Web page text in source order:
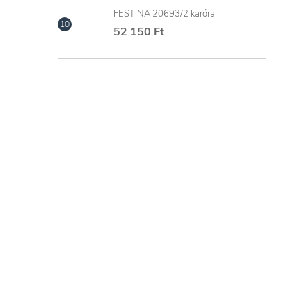
FESTINA 20693/2 karóra
52 150 Ft